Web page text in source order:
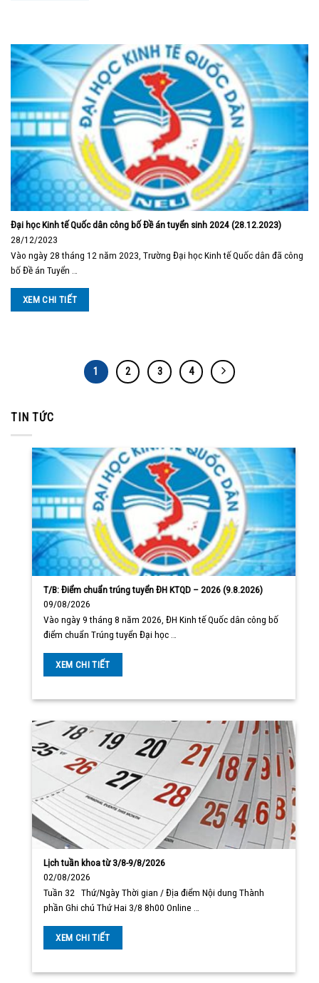
Đại học Kinh tế Quốc dân công bố Đề án tuyển sinh 2024 (28.12.2023)
28/12/2023
Vào ngày 28 tháng 12 năm 2023, Trường Đại học Kinh tế Quốc dân đã công
bố Đề án Tuyển …
XEM CHI TIẾT
1 2 3 4
TIN TỨC
T/B: Điểm chuẩn trúng tuyển ĐH KTQD – 2026 (9.8.2026)
09/08/2026
Vào ngày 9 tháng 8 năm 2026, ĐH Kinh tế Quốc dân công bố
điểm chuẩn Trúng tuyển Đại học …
XEM CHI TIẾT
Lịch tuần khoa từ 3/8-9/8/2026
02/08/2026
Tuần 32 Thứ/Ngày Thời gian / Địa điểm Nội dung Thành
phần Ghi chú Thứ Hai 3/8 8h00 Online …
XEM CHI TIẾT